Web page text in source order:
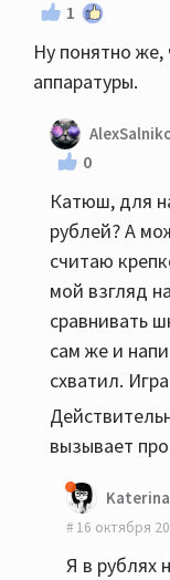
1
Ну понятно
аппаратуры.
0
Катюш, для
рублей? А
считаю
мой взгляд
сравнивать
сам же и
схватил.
вызывает
Katerina
16 октября
Я в рублях